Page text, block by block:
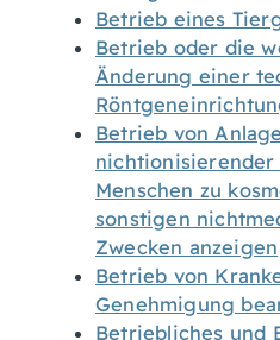
Betrieb eines
Betrieb oder die
Änderung einer
Betrieb von
nichtionisierender
Menschen zu
sonstigen
Zwecken anzeigen
Betrieb von
Genehmigung
Betriebliches und